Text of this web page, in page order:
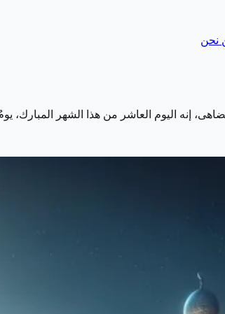
نحن
إنه اليوم العاشر من هذا الشهر المبارك،